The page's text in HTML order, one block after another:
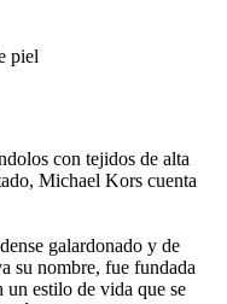
piel
con tejidos de alta
Michael Kors cuenta
galardonado y de
su nombre, fue fundada
estilo de vida que se